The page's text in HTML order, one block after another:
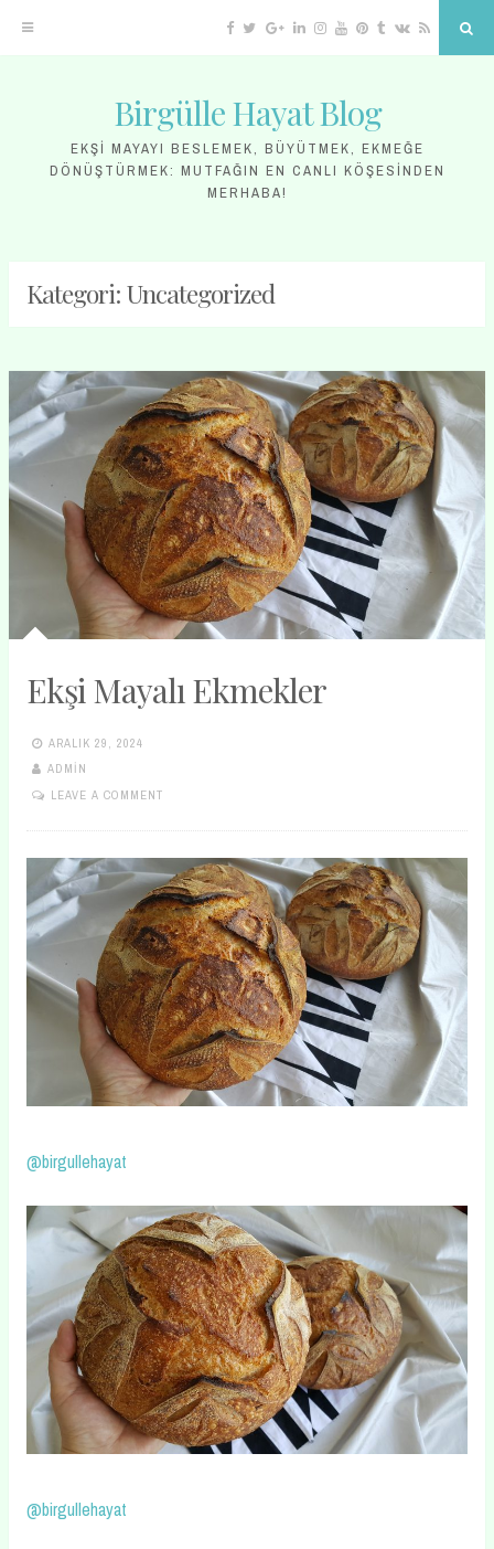
content
Facebook
TwitterGoogleLinkedin
Instagram
YouTube
Pinterest
Tumblr
VKRSS
Birgülle Hayat Blog
EKŞI MAYAYI BESLEMEK, BÜYÜTMEK, EKMEĞE
DÖNÜŞTÜRMEK: MUTFAĞIN EN CANLI KÖŞESINDEN
MERHABA!
Kategori:Uncategorized
Ekşi Mayalı Ekmekler
ARALIK 29, 2024
ADMIN
LEAVE A COMMENT
@birgullehayat
@birgullehayat